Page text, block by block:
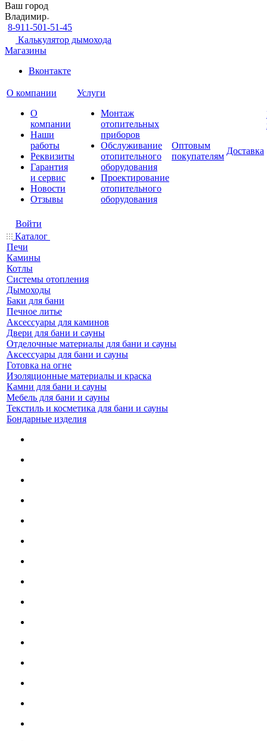
Ваш город
Владимир
8-911-501-51-45
Калькулятор дымохода
Магазины
Вконтакте
О компании
О
компании
Наши
работы
Реквизиты
Гарантия
и сервис
Новости
Отзывы
Услуги
Монтаж
отопительных
приборов
Обслуживание
отопительного
оборудования
Проектирование
отопительного
оборудования
Оптовым
покупателям
Доставка
Войти
Каталог
Печи
Камины
Котлы
Системы отопления
Дымоходы
Баки для бани
Печное литье
Аксессуары для каминов
Двери для бани и сауны
Отделочные материалы для бани и сауны
Аксессуары для бани и сауны
Готовка на огне
Изоляционные материалы и краска
Камни для бани и сауны
Мебель для бани и сауны
Текстиль и косметика для бани и сауны
Бондарные изделия